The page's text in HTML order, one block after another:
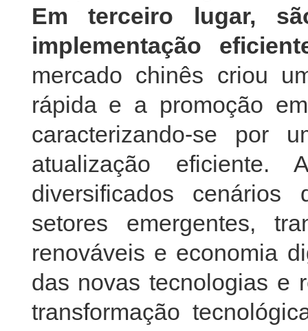
Em terceiro lugar,
implementação
mercado chinês criou
rápida e a promoção
caracterizando-se por
atualização
diversificados
setores emergentes,
renováveis e economia
das novas tecnologias e
transformação